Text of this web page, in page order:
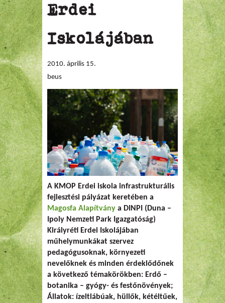
Erdei
Iskolájában
2010. április 15.
beus
A KMOP Erdei iskola infrastrukturális
fejlesztési pályázat keretében a
Magosfa Alapítvány a DINPI (Duna –
Ipoly Nemzeti Park Igazgatóság)
Királyréti Erdei Iskolájában
műhelymunkákat szervez
pedagógusoknak, környezeti
nevelőknek és minden érdeklődőnek
a következő témakörökben: Erdő –
botanika – gyógy- és festőnövények;
Állatok: ízeltlábúak, hüllők, kétéltűek,